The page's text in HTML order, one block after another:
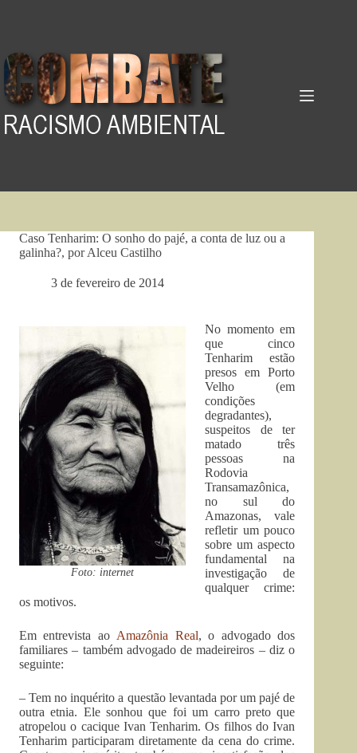
Caso Tenharim: O sonho do pajé, a conta de luz ou a
galinha?, por Alceu Castilho
3 de fevereiro de 2014
Foto: internet
No momento em
que cinco
Tenharim estão
presos em Porto
Velho (em
condições
degradantes),
suspeitos de ter
matado três
pessoas na
Rodovia
Transamazônica,
no sul do
Amazonas, vale
refletir um pouco
sobre um aspecto
fundamental na
investigação de
qualquer crime:
os motivos.
Em entrevista ao Amazônia Real, o advogado dos
familiares – também advogado de madeireiros – diz o
seguinte:
– Tem no inquérito a questão levantada por um pajé de
outra etnia. Ele sonhou que foi um carro preto que
atropelou o cacique Ivan Tenharim. Os filhos do Ivan
Tenharim participaram diretamente da cena do crime.